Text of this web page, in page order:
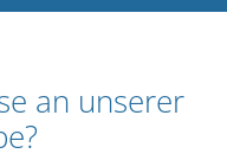
an unserer